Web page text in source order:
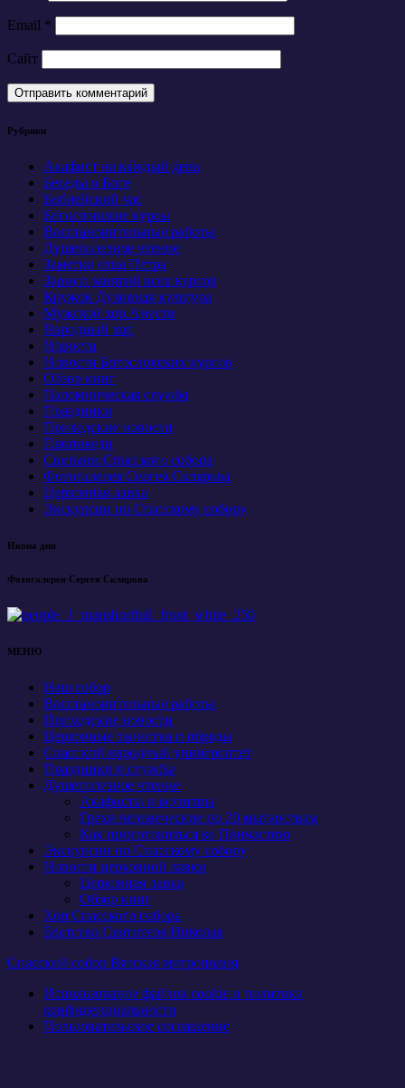
Email *
Сайт
Рубрики
Акафист на каждый день
Беседы о Боге
Библейский час
Богословские курсы
Восстановительные работы
Душеполезное чтение
Заметки отца Петра
Записи занятий всех курсов
Кружок Духовная культура
Мужской хор Анести
Народный хор
Новости
Новости Богословских курсов
Обзор книг
Паломническая служба
Праздники
Приходские новости
Проповеди
Святыни Спасского собора
Фотогалерея Сергея Склярова
Церковная лавка
Экскурсии по Спасскому собору
Икона дня
Фотогалерея Сергея Склярова
МЕНЮ
Наш собор
Восстановительные работы
Приходские новости
Церковные таинства и обряды
Спасский народный университет
Праздники и службы
Душеполезное чтение
Акафисты и молитвы
Грехи человеческие по 20 мытарствам
Как приготовиться ко Причастию
Экскурсии по Спасскому собору
Новости церковной лавки
Церковная лавка
Обзор книг
Хор Спасского собора
Братство Святителя Николая
Спасский собор Вятская митрополия
Использование файлов cookie и политика
конфиденциальности
Пользовательское соглашение